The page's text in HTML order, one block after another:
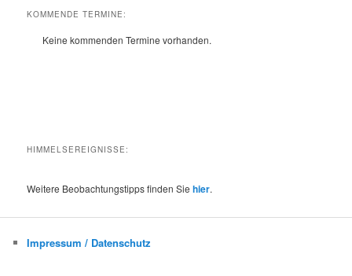
h
KOMMENDE TERMINE:
Keine kommenden Termine vorhanden.
HIMMELSEREIGNISSE:
Weitere Beobachtungstipps finden Siehier.
Impressum / Datenschutz